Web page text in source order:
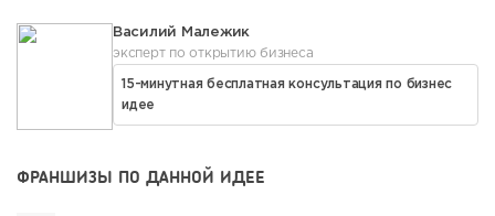
Василий Малежик
эксперт по открытию бизнеса
15-минутная бесплатная консультация по бизнес
идее
ФРАНШИЗЫ ПО ДАННОЙ ИДЕЕ